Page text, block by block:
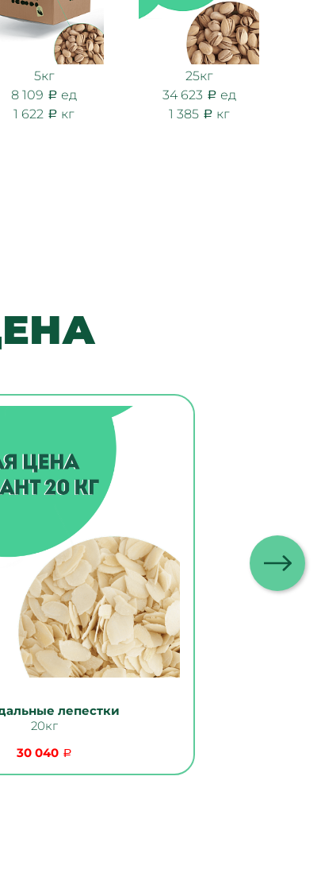
5кг
8 109
ед
1 622
кг
25кг
34 623
ед
1 385
кг
лепестки
20кг
30 040